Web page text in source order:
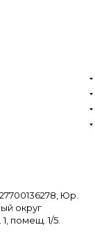
Юр.
округ
помещ. 1/5.